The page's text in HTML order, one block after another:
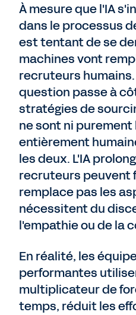
À mesure que l'IA
dans le processus
est tentant de se
machines vont
recruteurs
question passe à
stratégies de
ne sont ni purement
entièrement
les deux. L'IA
recruteurs peuvent
remplace pas les
nécessitent du
l'empathie ou de la
En réalité, les
performantes
multiplicateur de
temps, réduit les